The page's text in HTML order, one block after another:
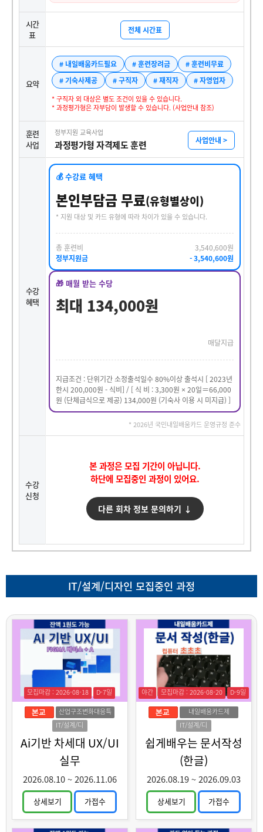
시간
표
전체 시간표
요약
# 내일배움카드필요 # 훈련장려금
# 훈련비무료
# 기숙사제공
# 구직자 # 재직자 # 자영업자
* 구직자 외 대상은 별도 조건이 있을 수 있습니다.
* 과정평가형은 자부담이 발생할 수 있습니다. (사업안내 참조)
훈련
사업
정부지원 교육사업
과정평가형 자격제도 훈련 사업안내 >
수강
혜택
💰 수강료 혜택
본인부담금 무료(유형별상이)
* 지원 대상 및 카드 유형에 따라 차이가 있을 수 있습니다.
총 훈련비
3,540,600원
정부지원금
- 3,540,600원
🎁 매월 받는 수당
최대 134,000원
매달지급
지급조건 : 단위기간 소정출석일수 80%이상 출석시 [ 2023년
한시 200,000원 - 식비] / [ 식 비 : 3,300원 × 20일＝66,000
원 (단체급식으로 제공) 134,000원 (기숙사 이용 시 미지급) ]
* 2026년 국민내일배움카드 운영규정 준수
수강
신청
본 과정은 모집 기간이 아닙니다.
하단에 모집중인 과정이 있어요.
다른 회차 정보 문의하기 ↓
IT/설계/디자인 모집중인 과정
모집마감 : 2026-08-18
D-7일
산업구조변화대응특
화훈련
IT/설계/디
자인
Ai기반 차세대 UX/UI
실무
2026.08.10~2026.11.06
상세보기 가접수
야간 모집마감 : 2026-08-20
D-9일
내일배움카드제
IT/설계/디
쉽게배우는 문서작성
(한글)
2026.08.19~2026.09.03
상세보기 가접수